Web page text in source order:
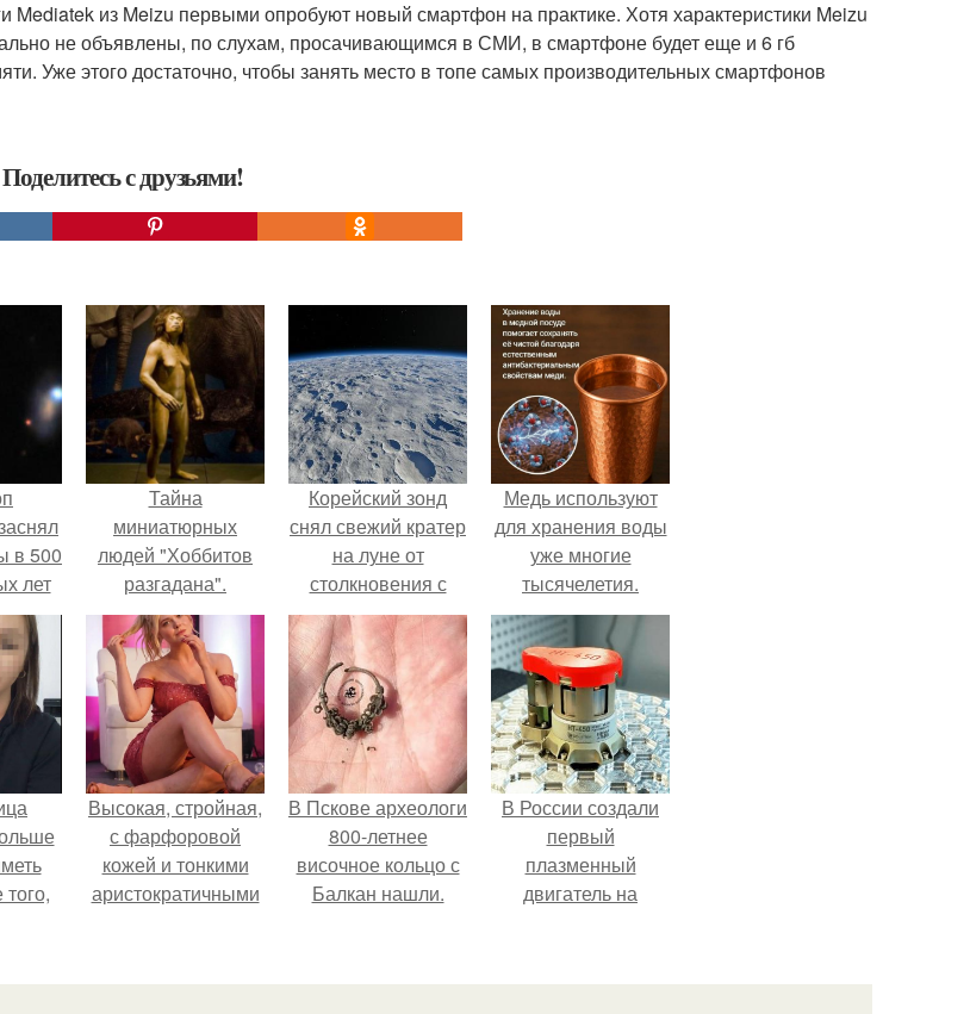
Mediatek из Meizu первыми опробуют новый смартфон на практике. Хотя характеристики Meizu
не объявлены, по слухам, просачивающимся в СМИ, в смартфоне будет еще и 6 гб
Уже этого достаточно, чтобы занять место в топе самых производительных смартфонов
с друзьями!
в 500
лет
Тайна
миниатюрных
людей "Хоббитов
разгадана".
Корейский зонд
снял свежий кратер
на луне от
столкновения с
обломком Falcon 9.
Медь используют
для хранения воды
уже многие
тысячелетия.
Высокая, стройная,
с фарфоровой
кожей и тонкими
аристократичными
сошла с полотна
В Пскове археологи
800-летнее
височное кольцо с
Балкан нашли.
В России создали
первый
плазменный
двигатель на